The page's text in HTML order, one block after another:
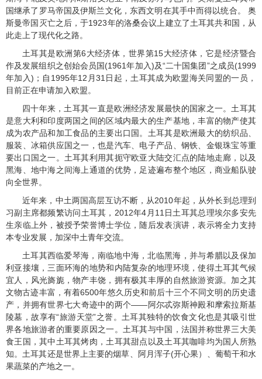
国继承了罗马帝国及伊斯兰文化，东西文明在其手中而得以统合。 奥
斯曼帝国灭亡之后，于1923年的洛桑会议上建立了土耳其共和国，从
此走上了现代化之路。
土耳其是欧洲第6大经济体，世界第15大经济体，它是经济暨合
作及发展组织之创始会员国(1961年加入)及“二十国集团”之成员(1999
年加入) ；自 1995年12 月31日起，土耳其成为欧盟海关同盟的一员，
目前正在申请加入欧盟。
四十年来，土耳其一直是欧洲经济发展最快的国家之一。土耳其
是意大利和印度两国之间的区域内最大的生产基地，丰富的物产使其
成为农产品和加工食品的主要出口国。土耳其是欧洲最大的纺织品、
服装、冰箱供应国之一，也是汽车、电子产品、钢铁、金银珠宝等重
要出口国之一。土耳其利用其扼守欧亚大陆交汇点的陆地走廊，以及
黑海、地中海之间海上通道的优势，足迹遍布整个地区，商业船队驶
向全世界。
近年来，中土两国高层互访不断，从2010年起，从外长到总理到
习副主席都频繁访问土耳其， 2012年4月 11日土耳其总理埃尔多安先
生亲临上外，被授予荣誉博士学位，随后发表演讲，表示将全力支持
本专业发展，加深中土青年交流。
土耳其西临爱琴海，南临地中海，北临黑海，并与希腊以及保加
利亚接壤，三面环海的地势和内陆复杂的地理环境，使得土耳其气候
宜人，风光旖旎，物产丰饶，拥有极其丰厚的自然旅游资源。加之其
文物古迹丰富，有着6500年悠久历史和前后十三个不同文明的历史遗
产，并拥有世界七大奇迹中的两个——阿尔忒弥斯神殿和摩索拉斯基
陵墓，故享有“旅游天堂”之誉。土耳其独特的饮食文化也是其吸引世
界各地旅游者的重要原因之一。土耳其与中国，法国并称世界三大美
食王国，其中土耳其烤肉，土耳其甜点以及土耳其咖啡均为国人所熟
知。土耳其还是世界上主要的烟草、阿月浑子(开心果）、葡萄干和水
果蔬菜的产地之一。